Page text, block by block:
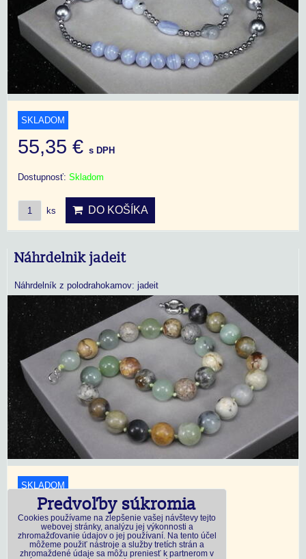
SKLADOM
55,35 € s DPH
Dostupnosť: Skladom
ks DO KOŠÍKA
Náhrdelnik jadeit
Náhrdelník z polodrahokamov: jadeit
SKLADOM
18,45 €s DPH
Dostupnosť:Skladom
Predvoľby súkromia
Cookies používame na zlepšenie vašej návštevy tejto
webovej stránky, analýzu jej výkonnosti a
zhromažďovanie údajov o jej používaní. Na tento účel
môžeme použiť nástroje a služby tretích strán a
zhromaždené údaje sa môžu preniesť k partnerom v